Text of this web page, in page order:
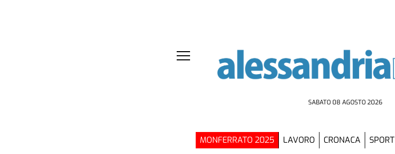
SABATO 08 AGOSTO 2026
MONFERRATO 2025 LAVORO CRONACA SPORT